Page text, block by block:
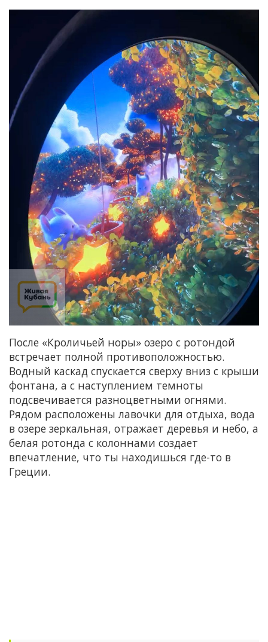
После «Кроличьей норы» озеро с ротондой
встречает полной противоположностью.
Водный каскад спускается сверху вниз с крыши
фонтана, а с наступлением темноты
подсвечивается разноцветными огнями.
Рядом расположены лавочки для отдыха, вода
в озере зеркальная, отражает деревья и небо, а
белая ротонда с колоннами создает
впечатление, что ты находишься где-то в
Греции.